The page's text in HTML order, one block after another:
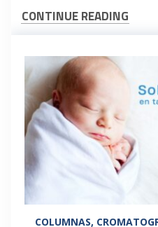
CONTINUE READING
COLUMNAS